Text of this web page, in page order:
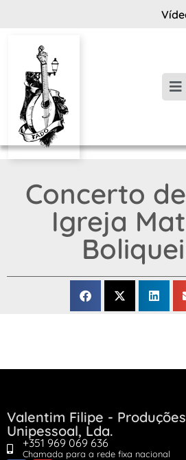
Concerto
Igreja
Valentim Filipe -
Unipessoal, Lda.
+351 969 069 636
Chamada para a rede fixa nacional